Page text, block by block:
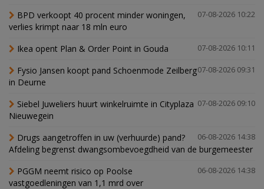
07-08-2026 10:22
BPD verkoopt 40 procent minder woningen,
verlies krimpt naar 18 mln euro
07-08-2026 10:11
Ikea opent Plan & Order Point in Gouda
07-08-2026 09:31
Fysio Jansen koopt pand Schoenmode Zeilberg
in Deurne
07-08-2026 09:10
Siebel Juweliers huurt winkelruimte in Cityplaza
Nieuwegein
06-08-2026 14:38
Drugs aangetroffen in uw (verhuurde) pand?
Afdeling begrenst dwangsombevoegdheid van de burgemeester
06-08-2026 14:38
PGGM neemt risico op Poolse
vastgoedleningen van 1,1 mrd over